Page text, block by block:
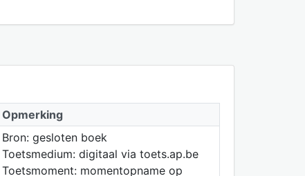
Opmerking
Bron: gesloten boek
Toetsmedium: digitaal via toets.ap.be
Toetsmoment: momentopname op